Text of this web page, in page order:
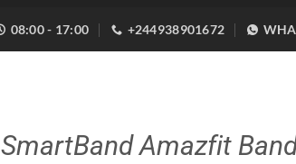
08:00 - 17:00 +244938901672
SmartBand Amazfit